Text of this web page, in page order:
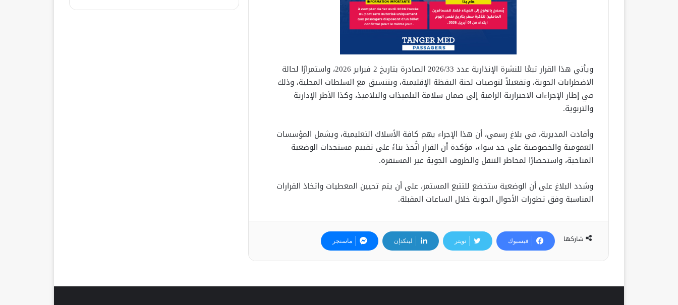
ويأتي هذا القرار تبعًا للنشرة الإنذارية عدد 2026/33 الصادرة بتاريخ 2 فبراير 2026، واستمرارًا لحالة
الاضطرابات الجوية، وتفعيلاً لتوصيات لجنة اليقظة الإقليمية، وبتنسيق مع السلطات المحلية، وذلك
في إطار الإجراءات الاحترازية الرامية إلى ضمان سلامة التلميذات والتلاميذ، وكذا الأطر الإدارية
والتربوية.
وأفادت المديرية، في بلاغ رسمي، أن هذا الإجراء يهم كافة الأسلاك التعليمية، ويشمل المؤسسات
العمومية والخصوصية على حد سواء، مؤكدة أن القرار اتُّخذ بناءً على تقييم مستجدات الوضعية
المناخية، واستحضارًا لمخاطر التنقل والظروف الجوية غير المستقرة.
وشدد البلاغ على أن الوضعية ستخضع للتتبع المستمر، على أن يتم تحيين المعطيات واتخاذ القرارات
المناسبة وفق تطورات الأحوال الجوية خلال الساعات المقبلة.
شاركها فيسبوك تويتر لينكدإن ماسنجر